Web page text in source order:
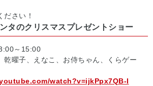
ださい！
タのクリスマスプレゼントショー
～15:00
曜子、えなこ、お侍ちゃん、くらゲー
watch?v=ijkPpx7QB-I